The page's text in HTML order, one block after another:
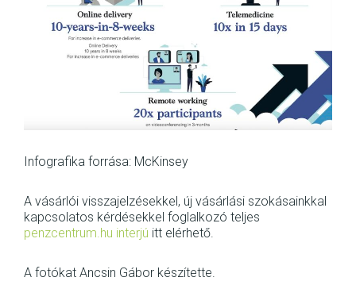
Infografika forrása: McKinsey
A vásárlói visszajelzésekkel, új vásárlási szokásainkkal
kapcsolatos kérdésekkel foglalkozó teljes
penzcentrum.hu interjú itt elérhető.
A fotókat Ancsin Gábor készítette.